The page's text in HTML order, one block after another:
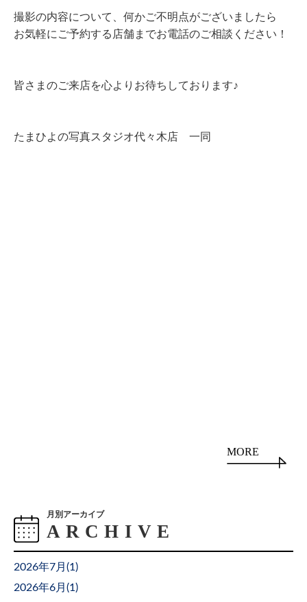
撮影の内容について、何かご不明点がございましたら
お気軽にご予約する店舗までお電話のご相談ください！
皆さまのご来店を心よりお待ちしております♪
たまひよの写真スタジオ代々木店 一同
MORE
月別アーカイブ
2026年7月(1 )
2026年6月(1 )